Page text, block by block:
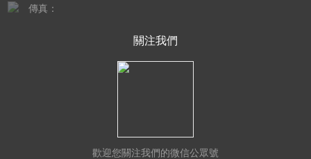
傳真：
關注我們
歡迎您關注我們的微信公眾號